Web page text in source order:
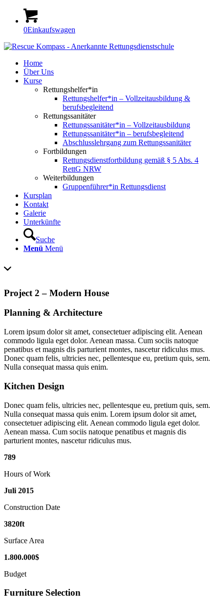
0Einkaufswagen
Home
Über Uns
Kurse
Rettungshelfer*in
Rettungshelfer*in – Vollzeitausbildung &
berufsbegleitend
Rettungssanitäter
Rettungssanitäter*in – Vollzeitausbildung
Rettungssanitäter*in – berufsbegleitend
Abschlusslehrgang zum Rettungssanitäter
Fortbildungen
Rettungsdienstfortbildung gemäß § 5 Abs. 4
RettG NRW
Weiterbildungen
Gruppenführer*in Rettungsdienst
Kursplan
Kontakt
Galerie
Unterkünfte
Suche
Menü Menü
Project 2 – Modern House
Planning & Architecture
Lorem ipsum dolor sit amet, consectetuer adipiscing elit. Aenean
commodo ligula eget dolor. Aenean massa. Cum sociis natoque
penatibus et magnis dis parturient montes, nascetur ridiculus mus.
Donec quam felis, ultricies nec, pellentesque eu, pretium quis, sem.
Nulla consequat massa quis enim.
Kitchen Design
Donec quam felis, ultricies nec, pellentesque eu, pretium quis, sem.
Nulla consequat massa quis enim. Lorem ipsum dolor sit amet,
consectetuer adipiscing elit. Aenean commodo ligula eget dolor.
Aenean massa. Cum sociis natoque penatibus et magnis dis
parturient montes, nascetur ridiculus mus.
789
Hours of Work
Juli 2015
Construction Date
3820ft
Surface Area
1.800.000$
Budget
Furniture Selection